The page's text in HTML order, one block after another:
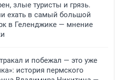
злые туристы и грязь.
ехать в самый большой
в Геленджике — мнение
и побежал — это уже
история пермского